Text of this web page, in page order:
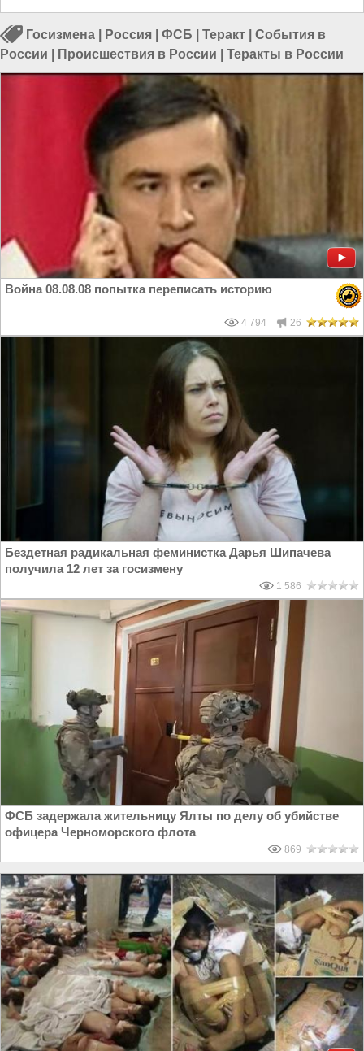
Госизмена Россия ФСБ Теракт
События в
России
Происшествия в России Теракты в России
Война 08.08.08 попытка переписать историю
4 794 26
Бездетная радикальная феминистка Дарья Шипачева
получила 12 лет за госизмену
1 586
ФСБ задержала жительницу Ялты по делу об убийстве
офицера Черноморского флота
869